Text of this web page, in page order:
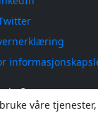
© 2026
våre